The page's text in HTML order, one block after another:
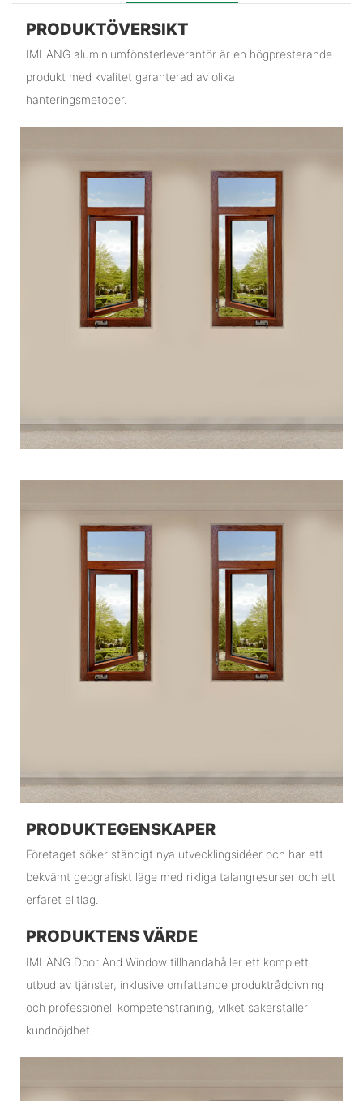
PRODUKTÖVERSIKT
IMLANG aluminiumfönsterleverantör är en högpresterande
produkt med kvalitet garanterad av olika
hanteringsmetoder.
PRODUKTEGENSKAPER
Företaget söker ständigt nya utvecklingsidéer och har ett
bekvämt geografiskt läge med rikliga talangresurser och ett
erfaret elitlag.
PRODUKTENS VÄRDE
IMLANG Door And Window tillhandahåller ett komplett
utbud av tjänster, inklusive omfattande produktrådgivning
och professionell kompetensträning, vilket säkerställer
kundnöjdhet.